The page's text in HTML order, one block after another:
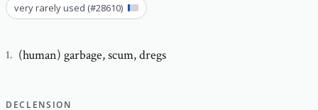
very rarely used (#28610)
1. (human) garbage,scum, dregs
DECLENSION